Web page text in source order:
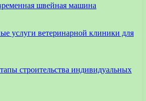
швейная машина
услуги ветеринарной клиники для
строительства индивидуальных